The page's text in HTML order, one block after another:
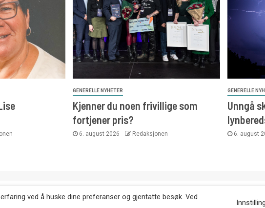
GENERELLE NYHETER
Kjenner du noen frivillige som
fortjener pris?
6. august 2026 Redaksjonen
GENERELLE
Unngå
6. august
tekst, bilder og annonser er ikke tillatt uten etter avtale med utgiver. Tlf.
ved å huske dine preferanser og gjentatte besøk. Ved